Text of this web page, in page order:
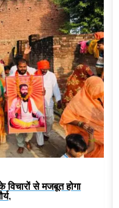
विचारों से मजबूत होगा